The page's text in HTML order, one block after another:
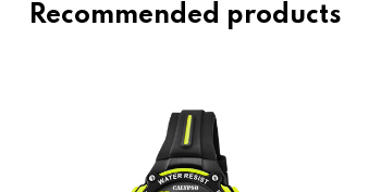
Recommended products